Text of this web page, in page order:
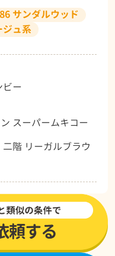
サンダルウッド
ジュ系
ビー
スーパームキコー
階 リーガルブラウ